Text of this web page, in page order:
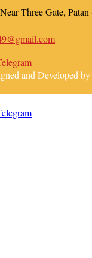
Three Gate,
and Developed by